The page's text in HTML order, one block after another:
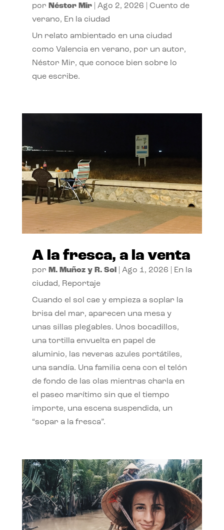
por Néstor Mir| Ago 2, 2026
Cuento de
verano, En la ciudad
Un relato ambientado en una ciudad
como Valencia en verano, por un autor,
Néstor Mir, que conoce bien sobre lo
que escribe.
A la fresca, a la venta
por M. Muñoz y R. Sol| Ago 1, 2026
En la
ciudad, Reportaje
Cuando el sol cae y empieza a soplar la
brisa del mar, aparecen una mesa y
unas sillas plegables. Unos bocadillos,
una tortilla envuelta en papel de
aluminio, las neveras azules portátiles,
una sandía. Una familia cena con el telón
de fondo de las olas mientras charla en
el paseo marítimo sin que el tiempo
importe, una escena suspendida, un
“sopar a la fresca”.